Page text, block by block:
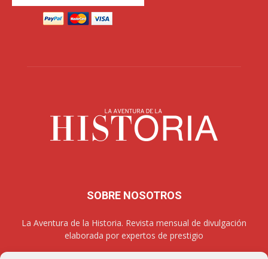
SOBRE NOSOTROS
La Aventura de la Historia. Revista mensual de divulgación
elaborada por expertos de prestigio